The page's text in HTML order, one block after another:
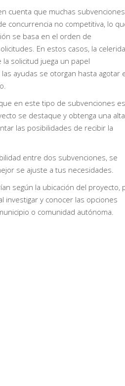
cuenta que muchas
concurrencia no competitiva, lo
se basa en el orden de
En estos casos, la
solicitud juega un papel
ayudas se otorgan hasta agotar
en este tipo de subvenciones es
se destaque y obtenga una alta
las posibilidades de recibir la
entre dos subvenciones, se
se ajuste a tus necesidades.
según la ubicación del proyecto,
investigar y conocer las opciones
o comunidad autónoma.